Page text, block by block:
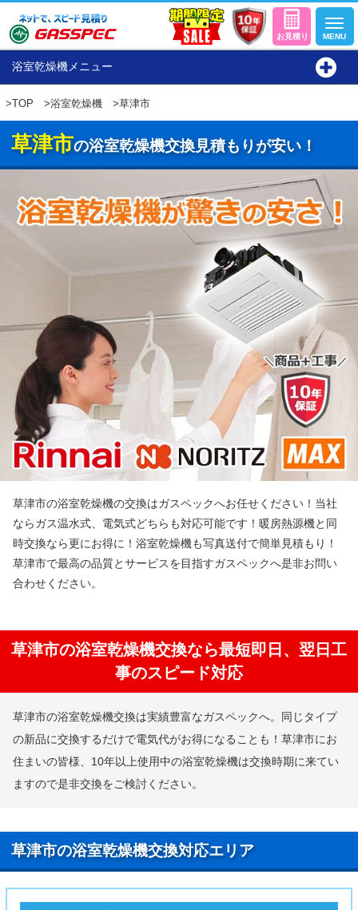
浴室乾燥機メニュー
>TOP >浴室乾燥機 >草津市
草津市の浴室乾燥機交換見積もりが安い！
草津市の浴室乾燥機の交換はガスペックへお任せください！当社
ならガス温水式、電気式どちらも対応可能です！暖房熱源機と同
時交換なら更にお得に！浴室乾燥機も写真送付で簡単見積もり！
草津市で最高の品質とサービスを目指すガスペックへ是非お問い
合わせください。
草津市の浴室乾燥機交換なら最短即日、翌日工
事のスピード対応
草津市の浴室乾燥機交換は実績豊富なガスペックへ。同じタイプ
の新品に交換するだけで電気代がお得になることも！草津市にお
住まいの皆様、10年以上使用中の浴室乾燥機は交換時期に来てい
ますので是非交換をご検討ください。
草津市の浴室乾燥機交換対応エリア